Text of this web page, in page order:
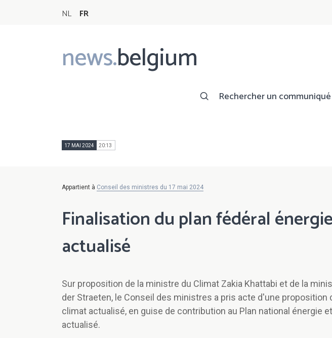
NL FR
news.belgium
Main
navigation
Rechercher un communiqué
17 MAI 2024 20:13
Appartient à Conseil des ministres du 17 mai 2024
Finalisation du plan fédéral
actualisé
Sur proposition de la ministre du Climat Zakia Khattabi et de la
der Straeten, le Conseil des ministres a pris acte d'une proposition
climat actualisé, en guise de contribution au Plan national énergie
actualisé.